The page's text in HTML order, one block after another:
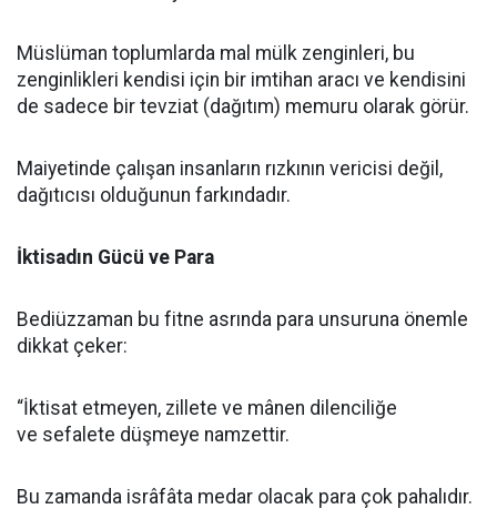
Müslüman toplumlarda mal mülk zenginleri, bu
zenginlikleri kendisi için bir imtihan aracı ve kendisini
de sadece bir tevziat (dağıtım) memuru olarak görür.
Maiyetinde çalışan insanların rızkının vericisi değil,
dağıtıcısı olduğunun farkındadır.
İktisadın Gücü ve Para
Bediüzzaman bu fitne asrında para unsuruna önemle
dikkat çeker:
“İktisat etmeyen, zillete ve mânen dilenciliğe
ve sefalete düşmeye namzettir.
Bu zamanda isrâfâta medar olacak para çok pahalıdır.